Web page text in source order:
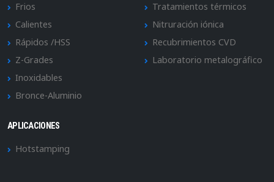
Frios
Calientes
Rápidos /HSS
Z-Grades
Inoxidables
Bronce-Aluminio
Tratamientos térmicos
Nitruración iónica
Recubrimientos CVD
Laboratorio metalográfico
APLICACIONES
Hotstamping